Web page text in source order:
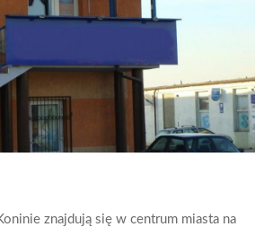
znajdują się w centrum miasta na